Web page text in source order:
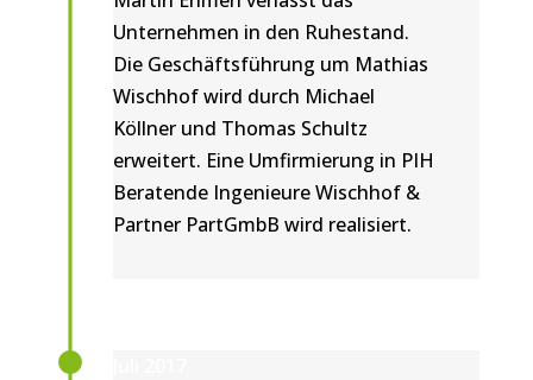
Unternehmen in den Ruhestand.
Die Geschäftsführung um Mathias
Wischhof wird durch Michael
Köllner und Thomas Schultz
erweitert. Eine Umfirmierung in PIH
Beratende Ingenieure Wischhof &
Partner PartGmbB wird realisiert.